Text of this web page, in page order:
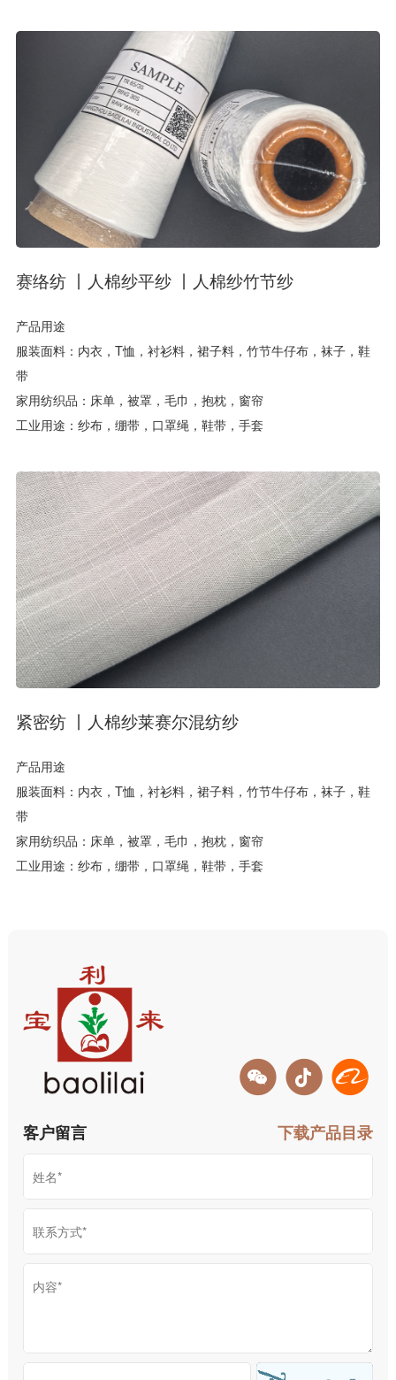
赛络纺 丨人棉纱平纱 丨人棉纱竹节纱
产品用途
服装面料：内衣，T恤，衬衫料，裙子料，竹节牛仔布，袜子，鞋
带
家用纺织品：床单，被罩，毛巾，抱枕，窗帘
工业用途：纱布，绷带，口罩绳，鞋带，手套
紧密纺 丨人棉纱莱赛尔混纺纱
产品用途
服装面料：内衣，T恤，衬衫料，裙子料，竹节牛仔布，袜子，鞋
带
家用纺织品：床单，被罩，毛巾，抱枕，窗帘
工业用途：纱布，绷带，口罩绳，鞋带，手套
客户留言 下载产品目录